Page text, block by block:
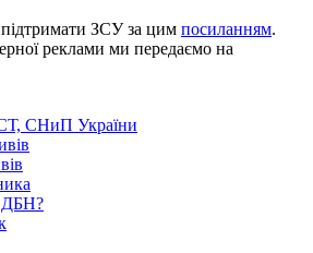
ЗСУ за цим посиланням.
реклами ми передаємо на
СНиП України
ДБН?